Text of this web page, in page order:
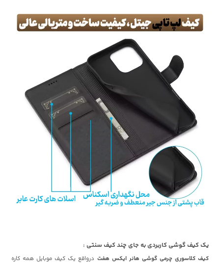
یک کیف گوشی کاربردی به جای چند کیف سنتی :
کیف کلاسوری چرمی گوشی هانر ایکس هفت درواقع یک کیف موبایل همه کاره